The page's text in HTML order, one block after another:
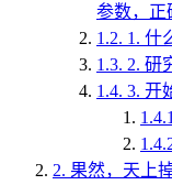
参数，正
1.2. 1. 什
1.3. 2. 研
1.4. 3. 开
2. 果然，天上